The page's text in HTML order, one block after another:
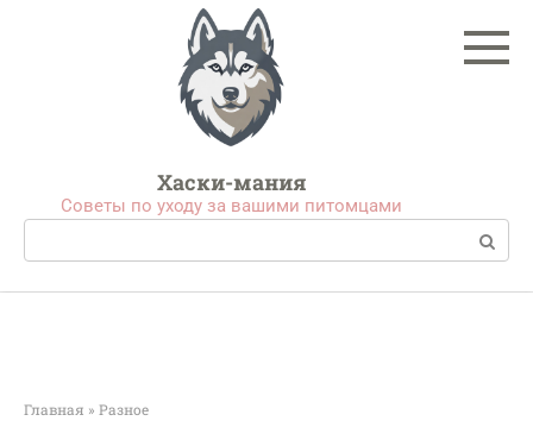
Хаски-мания
Советы по уходу за вашими питомцами
Поиск:
Главная » Разное